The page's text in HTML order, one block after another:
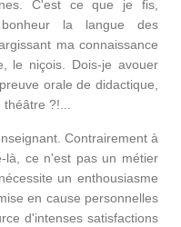
C'est ce que je fis,
la langue des
ma connaissance
le niçois. Dois-je avouer
orale de didactique,
?!...
Contrairement à
là, ce n'est pas un métier
un enthousiasme
en cause personnelles
d'intenses satisfactions